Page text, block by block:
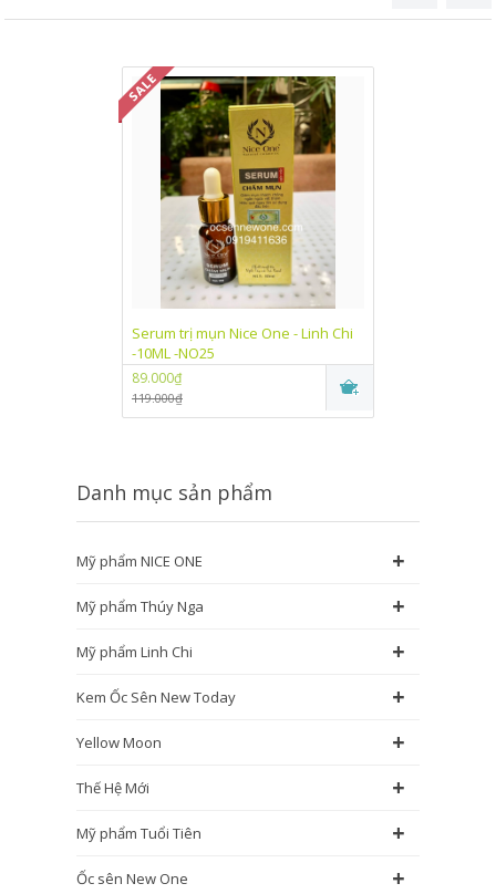
Serum trị mụn Nice One - Linh Chi
-10ML -NO25
89.000₫
119.000₫
Danh mục sản phẩm
Mỹ phẩm NICE ONE +
Mỹ phẩm Thúy Nga +
Mỹ phẩm Linh Chi +
Kem Ốc Sên New Today +
Yellow Moon +
Thế Hệ Mới +
Mỹ phẩm Tuổi Tiên +
Ốc sên New One +